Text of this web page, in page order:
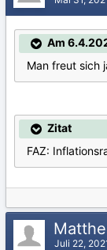
Am
Man freut sich
Zitat
FAZ:
Juli 22,